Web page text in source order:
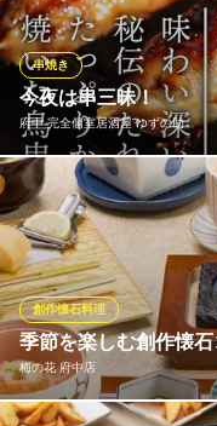
を多数ご用意しておりま
ご宴会をお楽しみ頂けま
全席個室 楽蔵
厳選素材の贅沢和食
京王線府中駅南口 徒
東京都府中市宮西町1-5-1
今夜は串三昧！
府中 完全個室居酒屋 ゆずの助
串焼き
ふっくら肉厚で香ばしい
つ。 外はカリカリ、中は
性に富んだ皮も美味。秘
げます。その他、お酒の
府中 完全個室居酒屋
全席個室ゆず創作居酒屋
京王線府中駅北口 徒
東京都府中市府中町2-2-2 5F
季節を楽しむ創作懐
梅の花 府中店
創作懐石料理